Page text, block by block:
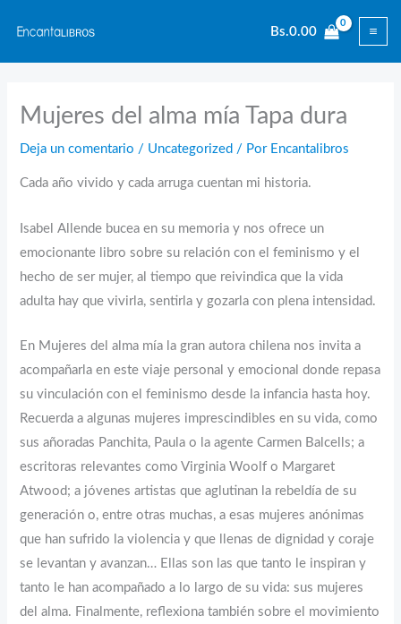
contenido
Bs.0.00
Mujeres del alma mía Tapa dura
Deja un comentario / Uncategorized / Por Encantalibros
Cada año vivido y cada arruga cuentan mi historia.
Isabel Allende bucea en su memoria y nos ofrece un
emocionante libro sobre su relación con el feminismo y el
hecho de ser mujer, al tiempo que reivindica que la vida
adulta hay que vivirla, sentirla y gozarla con plena intensidad.
En Mujeres del alma mía la gran autora chilena nos invita a
acompañarla en este viaje personal y emocional donde repasa
su vinculación con el feminismo desde la infancia hasta hoy.
Recuerda a algunas mujeres imprescindibles en su vida, como
sus añoradas Panchita, Paula o la agente Carmen Balcells; a
escritoras relevantes como Virginia Woolf o Margaret
Atwood; a jóvenes artistas que aglutinan la rebeldía de su
generación o, entre otras muchas, a esas mujeres anónimas
que han sufrido la violencia y que llenas de dignidad y coraje
se levantan y avanzan… Ellas son las que tanto le inspiran y
tanto le han acompañado a lo largo de su vida: sus mujeres
del alma. Finalmente, reflexiona también sobre el movimiento